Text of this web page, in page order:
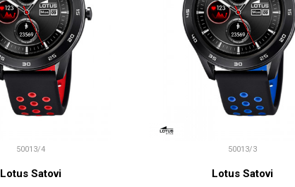
50013/4
Lotus Satovi
50013/3
Lotus Satovi